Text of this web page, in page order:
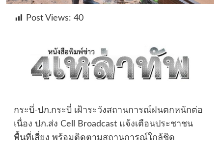
Post Views: 40
กระบี่-ปภ.กระบี่ เฝ้าระวังสถานการณ์ฝนตกหนักต่อ
เนื่อง ปภ.ส่ง Cell Broadcast แจ้งเตือนประชาชน
พื้นที่เสี่ยง พร้อมติดตามสถานการณ์ใกล้ชิด